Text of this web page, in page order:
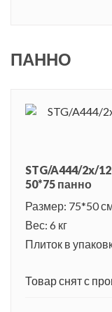
ПАННО
STG/A444/2x/
50*75 панно
Размер: 75*50
Вес: 6 кг
Плиток в
Товар снят с